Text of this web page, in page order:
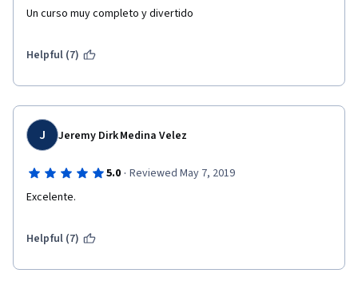
Un curso muy completo y divertido
Helpful (7)
J Jeremy Dirk Medina Velez
5.0 · Reviewed May 7, 2019
Excelente.
Helpful (7)